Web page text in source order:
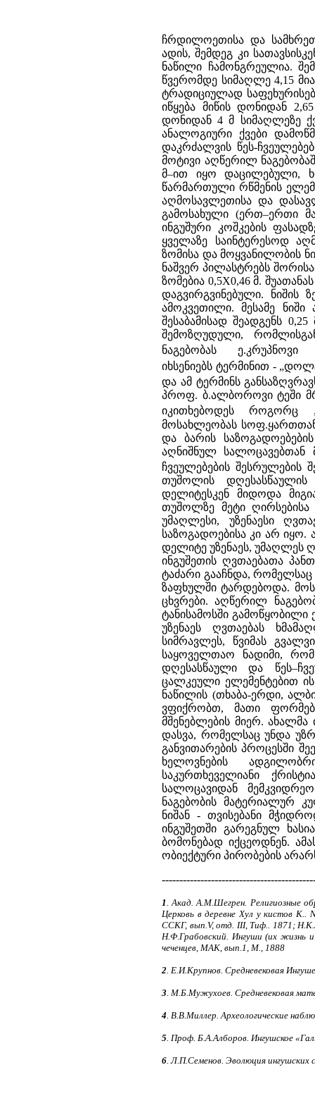
ჩრდილოეთისა და
ადის, შემდეგ კი
ნაწილი ჩამონგრეულია.
წვერომდე სიმაღლე 4,15
ტრადიციულად
იწყება მიწის დონიდან
დონიდან 4 მ სიმაღლეზე
ანალოგიური ქვები
დაკრძალვის წეს-
მოტივი აღწერილ
მ–ით იყო დაცილებული,
წარმართული რწმენის
აღმოსავლეთისა და
გამოსახული (ერთ–ერთი
ინგუშური კოშკების
ყველაზე საინტერესოდ
ზომისა და მოყვანილობის
ნაშვერ პილასტრებს
ზომებია 0,5X0,46 მ.
დაგვირგვინებული. ნიშის
ამოკვეთილი. მესამე ნიში
შესაბამისად შეადგენს
შემოზღუდული,
ნაგებობას
იხსენიებს ტერმინით -
და ამ ტერმინს
პროფ. ბ.ალბოროვი ტეში
იკითხებოდეს როგორც
მოსახლეობას
და ბარის
აღნიშნულ სალოცავებთან
ჩვეულებების შესრულების
თუშოლის დღესასწაულის
დელიტესკენ მიდოდა
თუშოლზე მეტი
უმაღლესი, უზენაესი
საზოგადოებისა კი არ იყო.
დელიტე უზენაეს, უმაღლეს
ინგუშეთის ღვთაებათა
ტაძარი გააჩნდა,
ზაფხულში ტარდებოდა.
ცხვრები. აღწერილ
ტანისამოსში
უზენაეს ღვთაებას
სიმრავლეს, წვიმას
საყოველთაო ნადიმი,
დღესასწაული და
ცალკეული ელემენტებით ის
ნაწილის (თხაბა-ერდი,
ვფიქრობთ, მათი
მშენებლების მიერ.
დასვა, რომელსაც უნდა
განვითარების პროცესში
ხელოვნების
საკურთხეველიანი
სალოცავიდან
ნაგებობის მატერიალურ
ნიშან - თვისებანი
ინგუშეთში გარეგნულ
ბომონებად იქცეოდნენ.
ობიექტური პირობების
1 . Акад. А.М.Шегрен. Религиозные
Церковь в деревне Хул у кистов
ССКГ, вып.V, отд. III, Тиф.. 1871;
Н.Ф.Грабовский. Ингуши (их жизнь
чеченцев, МАК, вып.1, М., 1888
2 . Е.И.Крупнов. Средневековая
3 . М.Б.Мужухоев. Средневековая
4 . В.В.Миллер. Археологические
5 . Проф. Б.А.Алборов. Ингушское
6 . Л.П.Семенов. Эволюция